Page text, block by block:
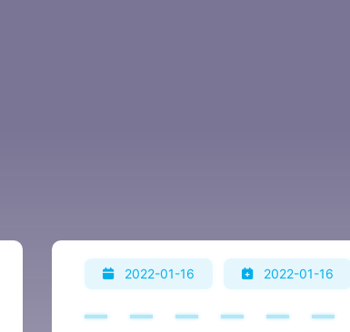
2022-01-16 2022-01-16